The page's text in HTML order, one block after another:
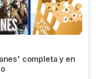
completa y en